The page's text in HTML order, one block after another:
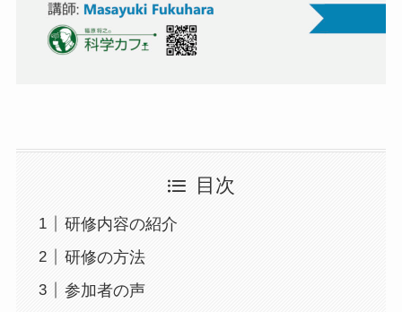
目次
研修内容の紹介
研修の方法
参加者の声